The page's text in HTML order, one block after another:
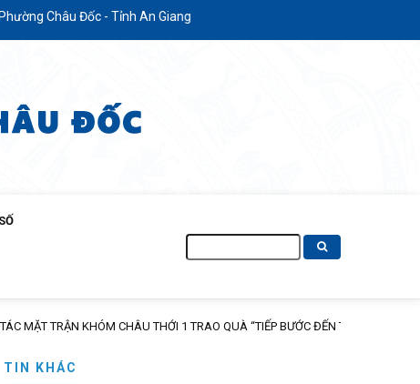
Châu Đốc - Tỉnh An Giang
kiếm
NĂM HỌC 2026 – 2027
TIN KHÁC